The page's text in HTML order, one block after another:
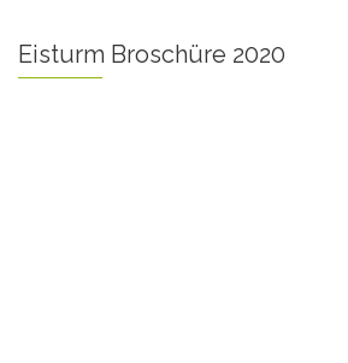
Eisturm Broschüre 2020